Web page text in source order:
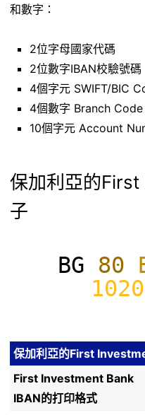
和數字：
2位字母國家代碼
2位數字IBAN校驗號碼
4個字元 SWIFT/BIC
4個數字 Branch Code
10個字元 Account
保加利亞的
子
BG 80
保加利亞的First
First Investment Bank
IBAN的打印格式